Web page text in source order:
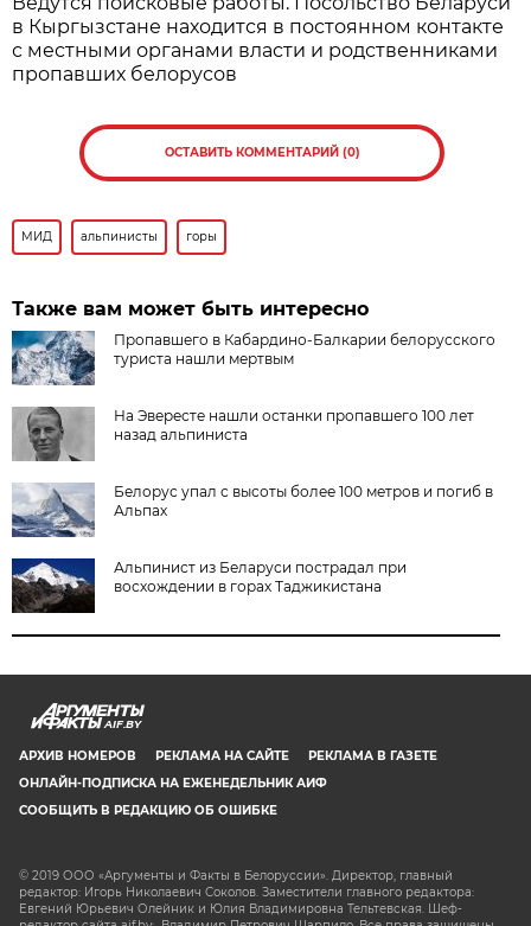
в Кыргызстане находится в постоянном контакте
с местными органами власти и родственниками
пропавших белорусов
ОСТАВИТЬ КОММЕНТАРИЙ (0)
МИД альпинисты горы
Также вам может быть интересно
Пропавшего в Кабардино-Балкарии белорусского
туриста нашли мертвым
На Эвересте нашли останки пропавшего 100 лет
назад альпиниста
Белорус упал с высоты более 100 метров и погиб в
Альпах
Альпинист из Беларуси пострадал при
восхождении в горах Таджикистана
AIF.BY
АРХИВ НОМЕРОВ РЕКЛАМА НА САЙТЕ
РЕКЛАМА В ГАЗЕТЕ
ОНЛАЙН-ПОДПИСКА НА ЕЖЕНЕДЕЛЬНИК АИФ
СООБЩИТЬ В РЕДАКЦИЮ ОБ ОШИБКЕ
© 2019 ООО «Аргументы и Факты в Белоруссии». Директор, главный
редактор: Игорь Николаевич Соколов. Заместители главного редактора:
Евгений Юрьевич Олейник и Юлия Владимировна Тельтевская. Шеф-